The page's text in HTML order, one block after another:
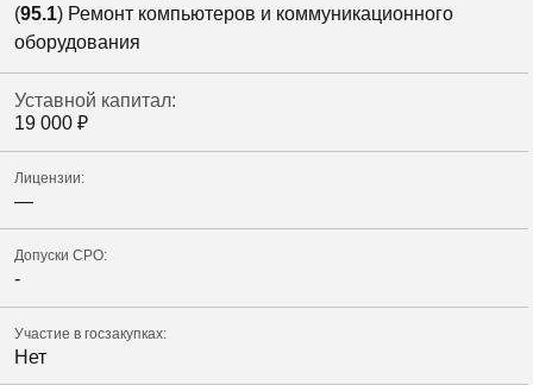
(95.1) Ремонт компьютеров и коммуникационного
оборудования
Уставной капитал:
19 000 ₽
Лицензии:
—
Допуски СРО:
-
Участие в госзакупках:
Нет